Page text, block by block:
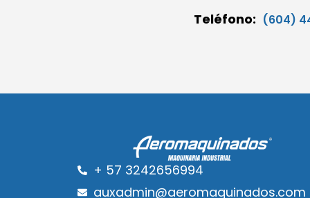
Teléfono: (604)
+ 57 3242656994
auxadmin@aeromaquinados.com